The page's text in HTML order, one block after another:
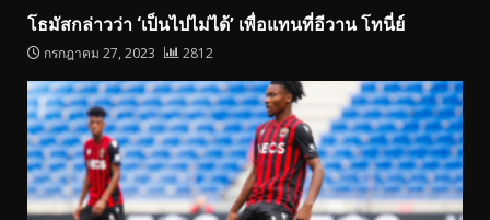
โธมัสกล่าวว่า ‘เป็นไปไม่ได้’ เพื่อแทนที่อีวาน โทนี่ย์
กรกฎาคม 27, 2023 2812